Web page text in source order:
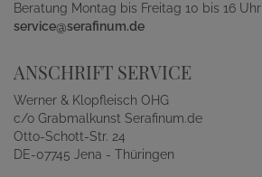
Beratung Montag bis Freitag 10 bis 16 Uhr
service@serafinum.de
ANSCHRIFT SERVICE
Werner & Klopfleisch OHG
c/o Grabmalkunst Serafinum.de
Otto-Schott-Str. 24
DE-07745 Jena - Thüringen